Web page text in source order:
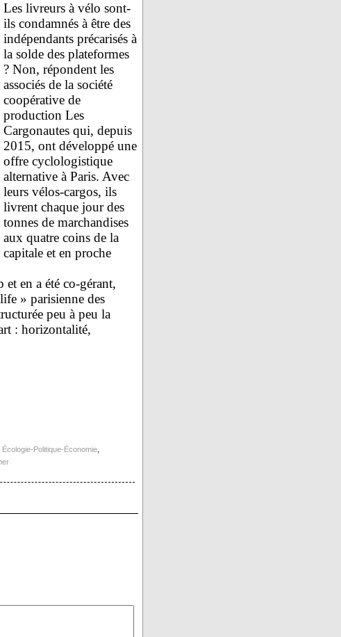
Les livreurs à vélo sont-
ils condamnés à être des
indépendants précarisés à
la solde des plateformes
? Non, répondent les
associés de la société
coopérative de
production Les
Cargonautes qui, depuis
2015, ont développé une
offre cyclologistique
alternative à Paris. Avec
leurs vélos-cargos, ils
livrent chaque jour des
tonnes de marchandises
aux quatre coins de la
capitale et en proche
en a été co-gérant,
» parisienne des
peu à peu la
: horizontalité,
Écologie-Politique-Économie,